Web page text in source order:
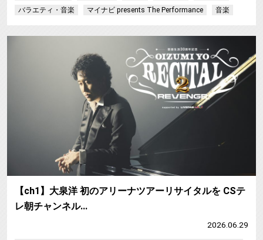
バラエティ・音楽
マイナビ presents The Performance 音楽
【ch1】大泉洋 初のアリーナツアーリサイタルを CSテ
レ朝チャンネル…
2026.06.29